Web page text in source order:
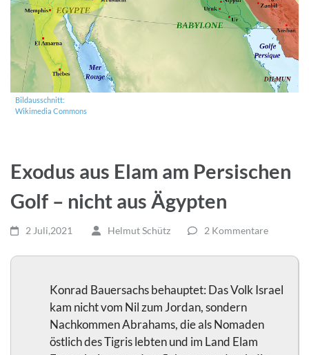
Bildausschnitt:
Wikimedia Commons
Exodus aus Elam am Persischen
Golf – nicht aus Ägypten
2 Juli,2021 Helmut Schütz 2 Kommentare
Konrad Bauersachs behauptet: Das Volk Israel
kam nicht vom Nil zum Jordan, sondern
Nachkommen Abrahams, die als Nomaden
östlich des Tigris lebten und im Land Elam